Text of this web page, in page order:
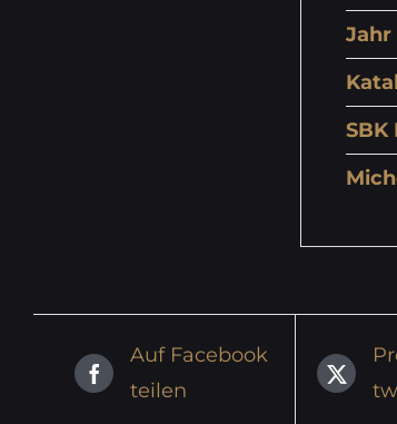
Jahr
SBK
Auf Facebook
teilen